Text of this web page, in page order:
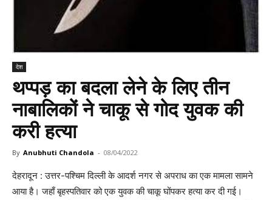
देश
थप्पड़ का बदला लेने के लिए तीन
नाबालिकों ने चाकू से गोद युवक की
करी हत्या
By Anubhuti Chandola - 08/04/2022
देहरादून : उत्तर-पश्चिम दिल्ली के आदर्श नगर से अपराध का एक मामला सामने
आया है। जहाँ बृहस्पतिवार को एक युवक की चाकू घोंपकर हत्या कर दी गई।